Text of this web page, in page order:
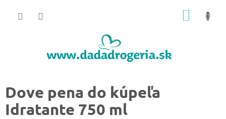
Dove pena do kúpeľa
Idratante 750 ml